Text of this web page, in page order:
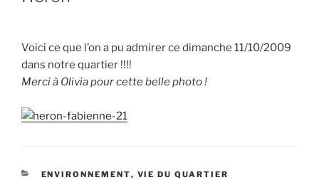
Voici ce que l’on a pu admirer ce dimanche 11/10/2009
dans notre quartier !!!!
Merci à Olivia pour cette belle photo !
CATÉGORIES
ENVIRONNEMENT, VIE DU QUARTIER